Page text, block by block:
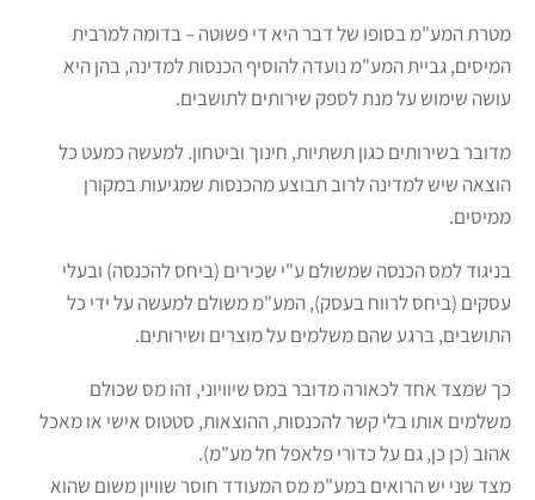
מטרת המע"מ בסופו של דבר היא די פשוטה – בדומה למרבית
המיסים, גביית המע"מ נועדה להוסיף הכנסות למדינה, בהן היא
עושה שימוש על מנת לספק שירותים לתושבים.
מדובר בשירותים כגון תשתיות, חינוך וביטחון. למעשה כמעט כל
הוצאה שיש למדינה לרוב תבוצע מהכנסות שמגיעות במקורן
ממיסים.
בניגוד למס הכנסה שמשולם ע"י שכירים (ביחס להכנסה) ובעלי
עסקים (ביחס לרווח בעסק), המע"מ משולם למעשה על ידי כל
התושבים, ברגע שהם משלמים על מוצרים ושירותים.
כך שמצד אחד לכאורה מדובר במס שיוויוני, זהו מס שכולם
משלמים אותו בלי קשר להכנסות, ההוצאות, סטטוס אישי או מאכל
אהוב (כן כן, גם על כדורי פלאפל חל מע"מ).
מצד שני יש הרואים במע"מ מס המעודד חוסר שוויון משום שהוא